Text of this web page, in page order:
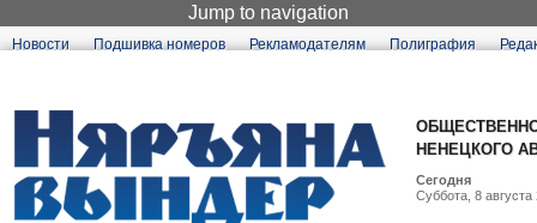
Jump to navigation
Новости Подшивка номеров Рекламодателям Полиграфия
НЕНЕЦКОГО
Сегодня
Суббота, 8 августа